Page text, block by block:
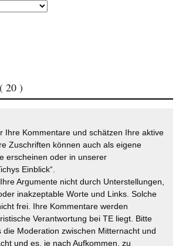
( 20 )
Ihre Kommentare und schätzen Ihre aktive
Zuschriften können auch als eigene
erscheinen oder in unserer
Einblick“.
Argumente nicht durch Unterstellungen,
inakzeptable Worte und Links. Solche
frei. Ihre Kommentare werden
Verantwortung bei TE liegt. Bitte
die Moderation zwischen Mitternacht und
und es, je nach Aufkommen, zu